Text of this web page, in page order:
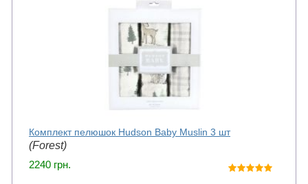
Комплект пелюшок Hudson Baby Muslin 3 шт
(Forest)
2240 грн.